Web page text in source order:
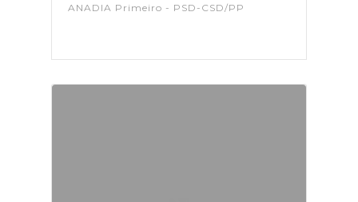
ANADIA Primeiro - PSD-CSD/PP